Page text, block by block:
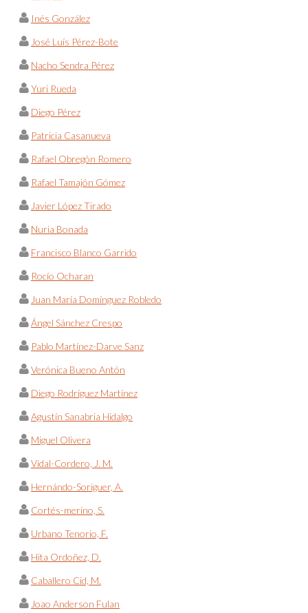
Inés González
José Luís Pérez-Bote
Nacho Sendra Pérez
Yuri Rueda
Diego Pérez
Patricia Casanueva
Rafael Obregón Romero
Rafael Tamajón Gómez
Javier López Tirado
Nuria Bonada
Francisco Blanco Garrido
Rocío Ocharan
Juan María Domínguez Robledo
Ángel Sánchez Crespo
Pablo Martínez-Darve Sanz
Verónica Bueno Antón
Diego Rodríguez Martínez
Agustín Sanabria Hidalgo
Miguel Olivera
Vidal-Cordero, J. M.
Hernándo-Soriguer, A.
Cortés-merino, S.
Urbano Tenorio, F.
Hita Ordoñez, D.
Caballero Cid, M.
Joao Anderson Fulan